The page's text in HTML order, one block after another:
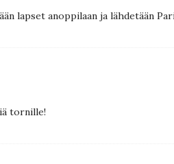
lapset anoppilaan ja lähdetään
tornille!